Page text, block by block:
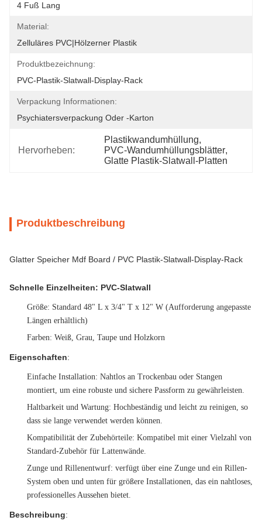
4 Fuß Lang
Material:
Zelluläres PVC|Hölzerner Plastik
Produktbezeichnung:
PVC-Plastik-Slatwall-Display-Rack
Verpackung Informationen:
Psychiatersverpackung Oder -karton
Hervorheben:
Plastikwandumhüllung,
PVC-Wandumhüllungsblätter,
Glatte Plastik-Slatwall-Platten
Produktbeschreibung
Glatter Speicher Mdf Board / PVC Plastik-Slatwall-Display-Rack
Schnelle Einzelheiten: PVC-Slatwall
Größe: Standard 48" L x 3/4" T x 12" W (Aufforderung angepasste
Längen erhältlich)
Farben: Weiß, Grau, Taupe und Holzkorn
Eigenschaften:
Einfache Installation: Nahtlos an Trockenbau oder Stangen
montiert, um eine robuste und sichere Passform zu gewährleisten.
Haltbarkeit und Wartung: Hochbeständig und leicht zu reinigen, so
dass sie lange verwendet werden können.
Kompatibilität der Zubehörteile: Kompatibel mit einer Vielzahl von
Standard-Zubehör für Lattenwände.
Zunge und Rillenentwurf: verfügt über eine Zunge und ein Rillen-
System oben und unten für größere Installationen, das ein nahtloses,
professionelles Aussehen bietet.
Beschreibung: